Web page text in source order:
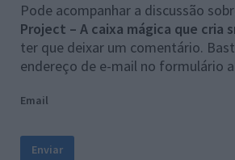
Pode acompanhar a discussão
Project – A caixa mágica que cria
ter que deixar um comentário.
endereço de e-mail no formulário
Email